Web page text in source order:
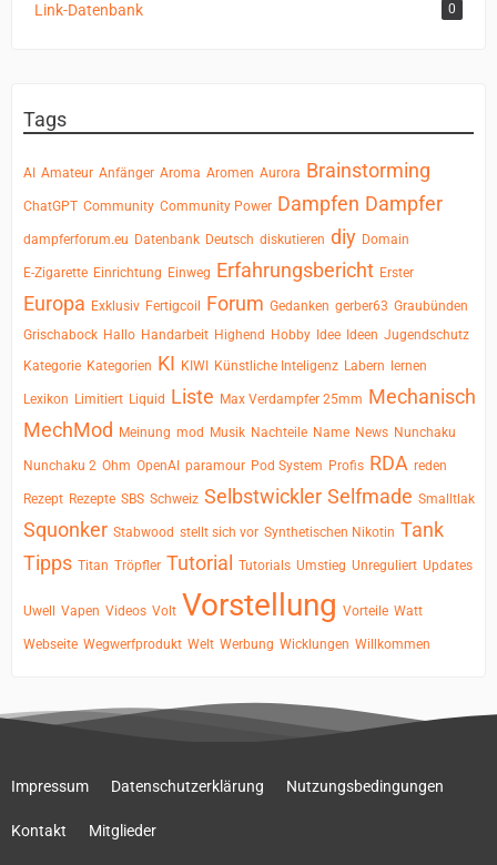
Link-Datenbank 0
Tags
AI Amateur Anfänger Aroma Aromen Aurora Brainstorming
ChatGPT Community Community Power Dampfen Dampfer
dampferforum.eu Datenbank Deutsch diskutieren diy Domain
E-Zigarette Einrichtung Einweg Erfahrungsbericht Erster
Europa Exklusiv Fertigcoil Forum Gedanken gerber63 Graubünden
Grischabock Hallo Handarbeit Highend Hobby Idee Ideen Jugendschutz
Kategorie Kategorien KI KIWI Künstliche Inteligenz Labern lernen
Lexikon Limitiert Liquid Liste Max Verdampfer 25mm Mechanisch
MechMod Meinung mod Musik Nachteile Name News Nunchaku
Nunchaku 2 Ohm OpenAI paramour Pod System Profis RDA reden
Rezept Rezepte SBS Schweiz Selbstwickler Selfmade Smalltlak
Squonker Stabwood stellt sich vor Synthetischen Nikotin Tank
Tipps Titan Tröpfler Tutorial Tutorials Umstieg Unreguliert Updates
Uwell Vapen Videos Volt Vorstellung Vorteile Watt
Webseite Wegwerfprodukt Welt Werbung Wicklungen Willkommen
Impressum Datenschutzerklärung Nutzungsbedingungen
Kontakt Mitglieder